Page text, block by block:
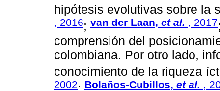
hipótesis evolutivas sobre la
, 2016; van der Laan, et al. , 2017
comprensión del
colombiana. Por otro lado,
conocimiento de la riqueza
2002; Bolaños-Cubillos, et al. ,